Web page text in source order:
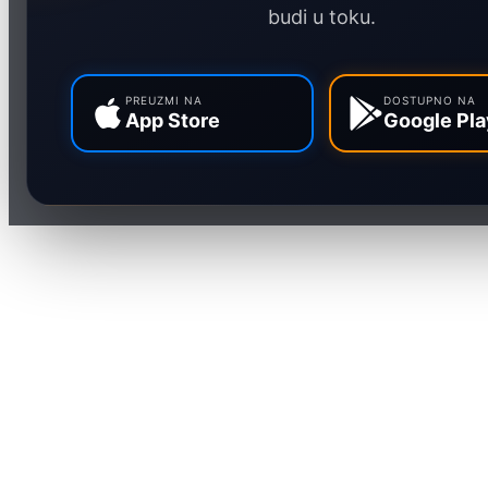
budi u toku.
PREUZMI NA
App Store
DOSTUPNO NA
Google